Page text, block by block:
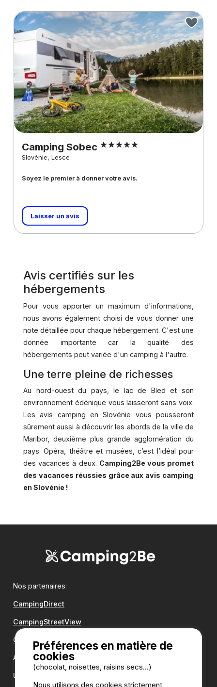
Camping Sobec
Slovénie, Lesce
Soyez le premier à donner votre avis.
Laisser un avis
Avis certifiés sur les
hébergements
Pour vous apporter un maximum d'informations,
nous avons également choisi de vous donner une
note détaillée pour chaque hébergement. C'est une
donnée importante car la qualité des
hébergements peut variée d'un camping à l'autre.
Une terre pleine de richesses
Au nord-ouest du pays, le lac de Bled et son
environnement édénique vous laisseront sans voix.
Les avis camping en Slovénie vous pousseront
sûrement aussi à découvrir les abords de la ville de
Maribor, deuxième plus grande agglomération du
pays. Opéra, théâtre et musées, c’est l’idéal pour
des vacances à deux. Camping2Be vous promet
des vacances réussies grâce aux avis camping
en Slovénie !
Nos partenaires:
CampingDirect
CampingStreetView
Groupe Romanée
Antilope VAN
Une question ?
Préférences en matière de
cookies
(chocolat, noisettes, raisins secs...)
Nous utilisons des cookies strictement